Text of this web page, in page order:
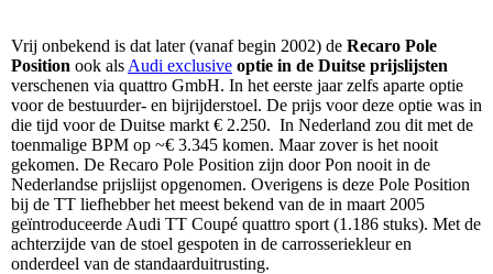
Vrij onbekend is dat later (vanaf begin 2002) de Recaro Pole
Position ook als Audi exclusive optie in de Duitse prijslijsten
verschenen via quattro GmbH. In het eerste jaar zelfs aparte optie
voor de bestuurder- en bijrijderstoel. De prijs voor deze optie was in
die tijd voor de Duitse markt € 2.250. In Nederland zou dit met de
toenmalige BPM op ~€ 3.345 komen. Maar zover is het nooit
gekomen. De Recaro Pole Position zijn door Pon nooit in de
Nederlandse prijslijst opgenomen. Overigens is deze Pole Position
bij de TT liefhebber het meest bekend van de in maart 2005
geïntroduceerde Audi TT Coupé quattro sport (1.186 stuks). Met de
achterzijde van de stoel gespoten in de carrosseriekleur en
onderdeel van de standaarduitrusting.